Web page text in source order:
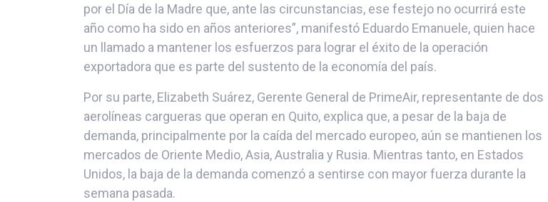
por el Día de la Madre que, ante las circunstancias, ese festejo no ocurrirá este
año como ha sido en años anteriores”, manifestó Eduardo Emanuele, quien hace
un llamado a mantener los esfuerzos para lograr el éxito de la operación
exportadora que es parte del sustento de la economía del país.
Por su parte, Elizabeth Suárez, Gerente General de PrimeAir, representante de dos
aerolíneas cargueras que operan en Quito, explica que, a pesar de la baja de
demanda, principalmente por la caída del mercado europeo, aún se mantienen los
mercados de Oriente Medio, Asia, Australia y Rusia. Mientras tanto, en Estados
Unidos, la baja de la demanda comenzó a sentirse con mayor fuerza durante la
semana pasada.